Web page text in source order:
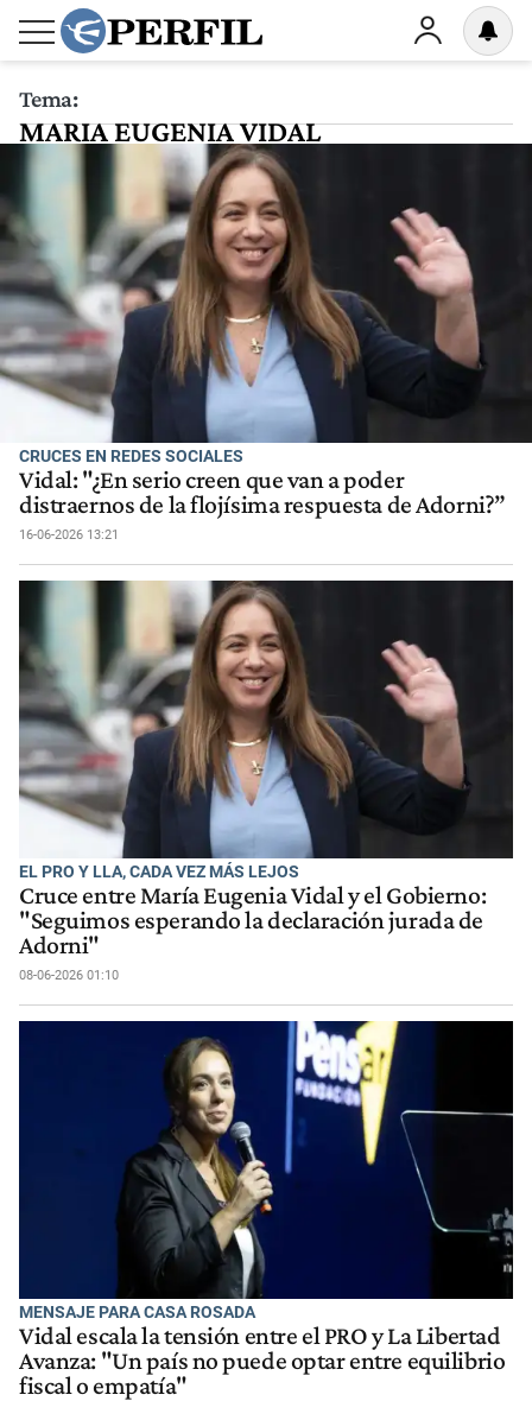
Tema:
MARIA EUGENIA VIDAL
CRUCES EN REDES SOCIALES
Vidal: "¿En serio creen que van a poder
distraernos de la flojísima respuesta de Adorni?”
16-06-2026 13:21
EL PRO Y LLA, CADA VEZ MÁS LEJOS
Cruce entre María Eugenia Vidal y el Gobierno:
"Seguimos esperando la declaración jurada de
Adorni"
08-06-2026 01:10
MENSAJE PARA CASA ROSADA
Vidal escala la tensión entre el PRO y La Libertad
Avanza: "Un país no puede optar entre equilibrio
fiscal o empatía"